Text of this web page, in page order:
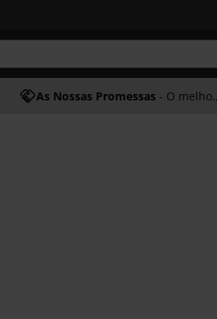
As Nossas Promessas - O melhor atendimento